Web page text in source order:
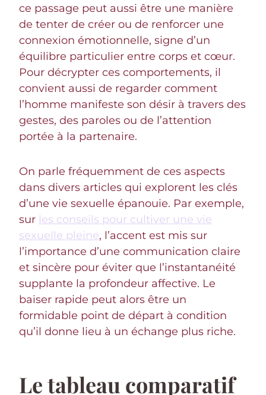
ce passage peut aussi être une manière
de tenter de créer ou de renforcer une
connexion émotionnelle, signe d’un
équilibre particulier entre corps et cœur.
Pour décrypter ces comportements, il
convient aussi de regarder comment
l’homme manifeste son désir à travers des
gestes, des paroles ou de l’attention
portée à la partenaire.
On parle fréquemment de ces aspects
dans divers articles qui explorent les clés
d’une vie sexuelle épanouie. Par exemple,
sur les conseils pour cultiver une vie
sexuelle pleine, l’accent est mis sur
l’importance d’une communication claire
et sincère pour éviter que l’instantanéité
supplante la profondeur affective. Le
baiser rapide peut alors être un
formidable point de départ à condition
qu’il donne lieu à un échange plus riche.
Le tableau comparatif